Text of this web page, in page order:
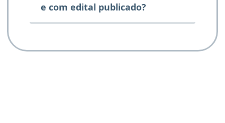
e com edital publicado?